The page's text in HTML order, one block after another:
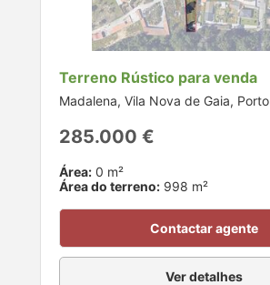
Terreno Rústico para venda
Madalena, Vila Nova de Gaia, Porto
285.000 €
Área: 0 m²
Área do terreno: 998 m²
Contactar agente
Ver detalhes